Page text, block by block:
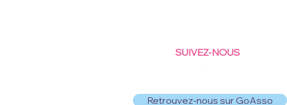
SUIVEZ-NOUS
Retrouvez-nous sur GoAsso